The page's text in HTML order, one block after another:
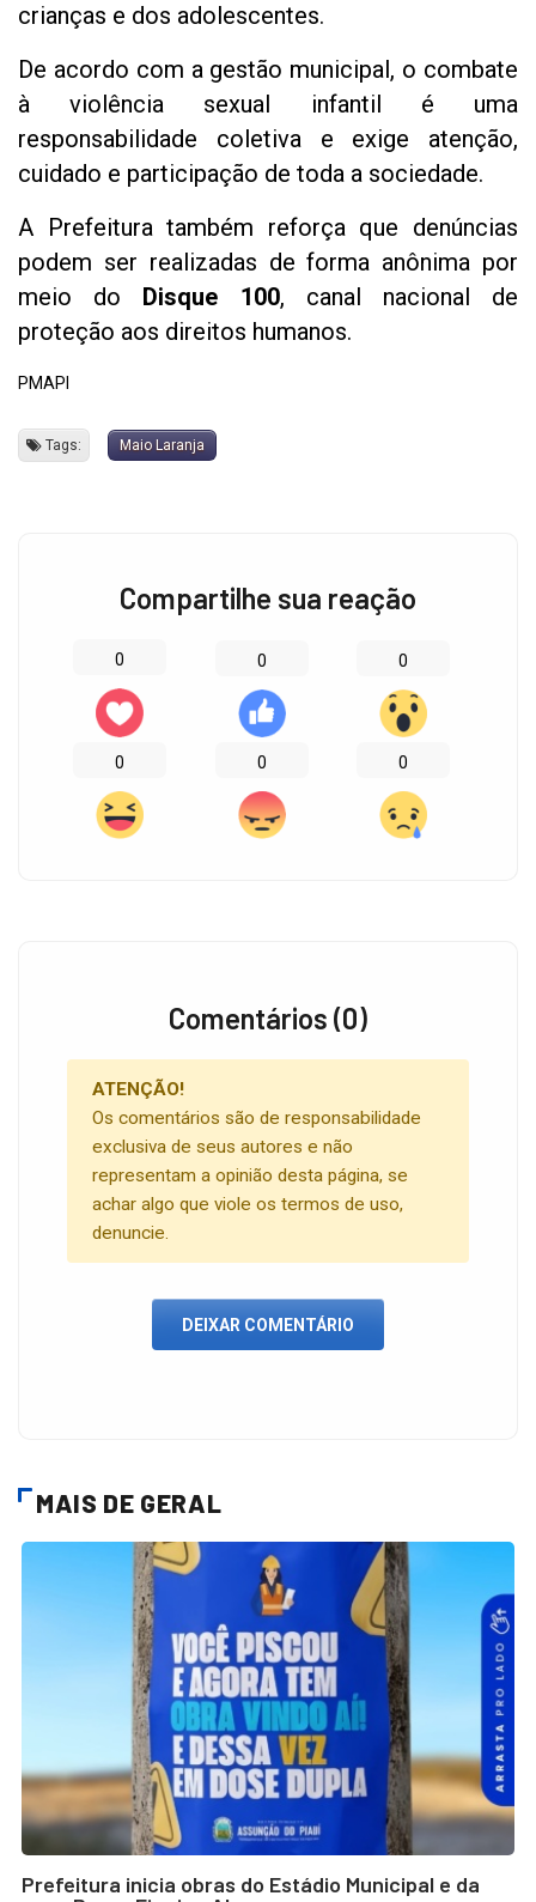
crianças e dos adolescentes.
De acordo com a gestão municipal, o combate
à violência sexual infantil é uma
responsabilidade coletiva e exige atenção,
cuidado e participação de toda a sociedade.
A Prefeitura também reforça que denúncias
podem ser realizadas de forma anônima por
meio do Disque 100, canal nacional de
proteção aos direitos humanos.
PMAPI
Tags: Maio Laranja
Compartilhe sua reação
0 0 0
0 0 0
Comentários (0)
ATENÇÃO!
Os comentários são de responsabilidade
exclusiva de seus autores e não
representam a opinião desta página, se
achar algo que viole os termos de uso,
denuncie.
DEIXAR COMENTÁRIO
MAIS DE GERAL
Prefeitura inicia obras do Estádio Municipal e da